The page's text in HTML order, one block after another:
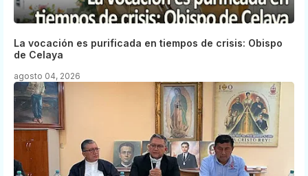
La vocación es purificada en tiempos de crisis: Obispo
de Celaya
agosto 04, 2026